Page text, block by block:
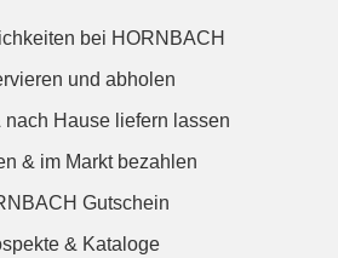
bei HORNBACH
und abholen
nach Hause liefern lassen
& im Markt bezahlen
Gutschein
& Kataloge